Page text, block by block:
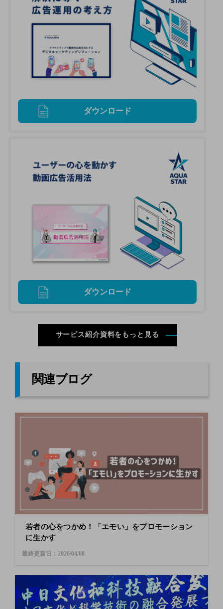
ダウンロード
ダウンロード
サービス紹介資料をもっと見る
関連ブログ
若者の心をつかめ！「エモい」をプロモーション
に生かす
最終更新日：2026/04/08